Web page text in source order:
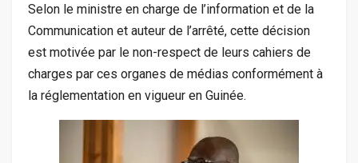
Selon le ministre en charge de l’information et de la
Communication et auteur de l’arrêté, cette décision
est motivée par le non-respect de leurs cahiers de
charges par ces organes de médias conformément à
la réglementation en vigueur en Guinée.